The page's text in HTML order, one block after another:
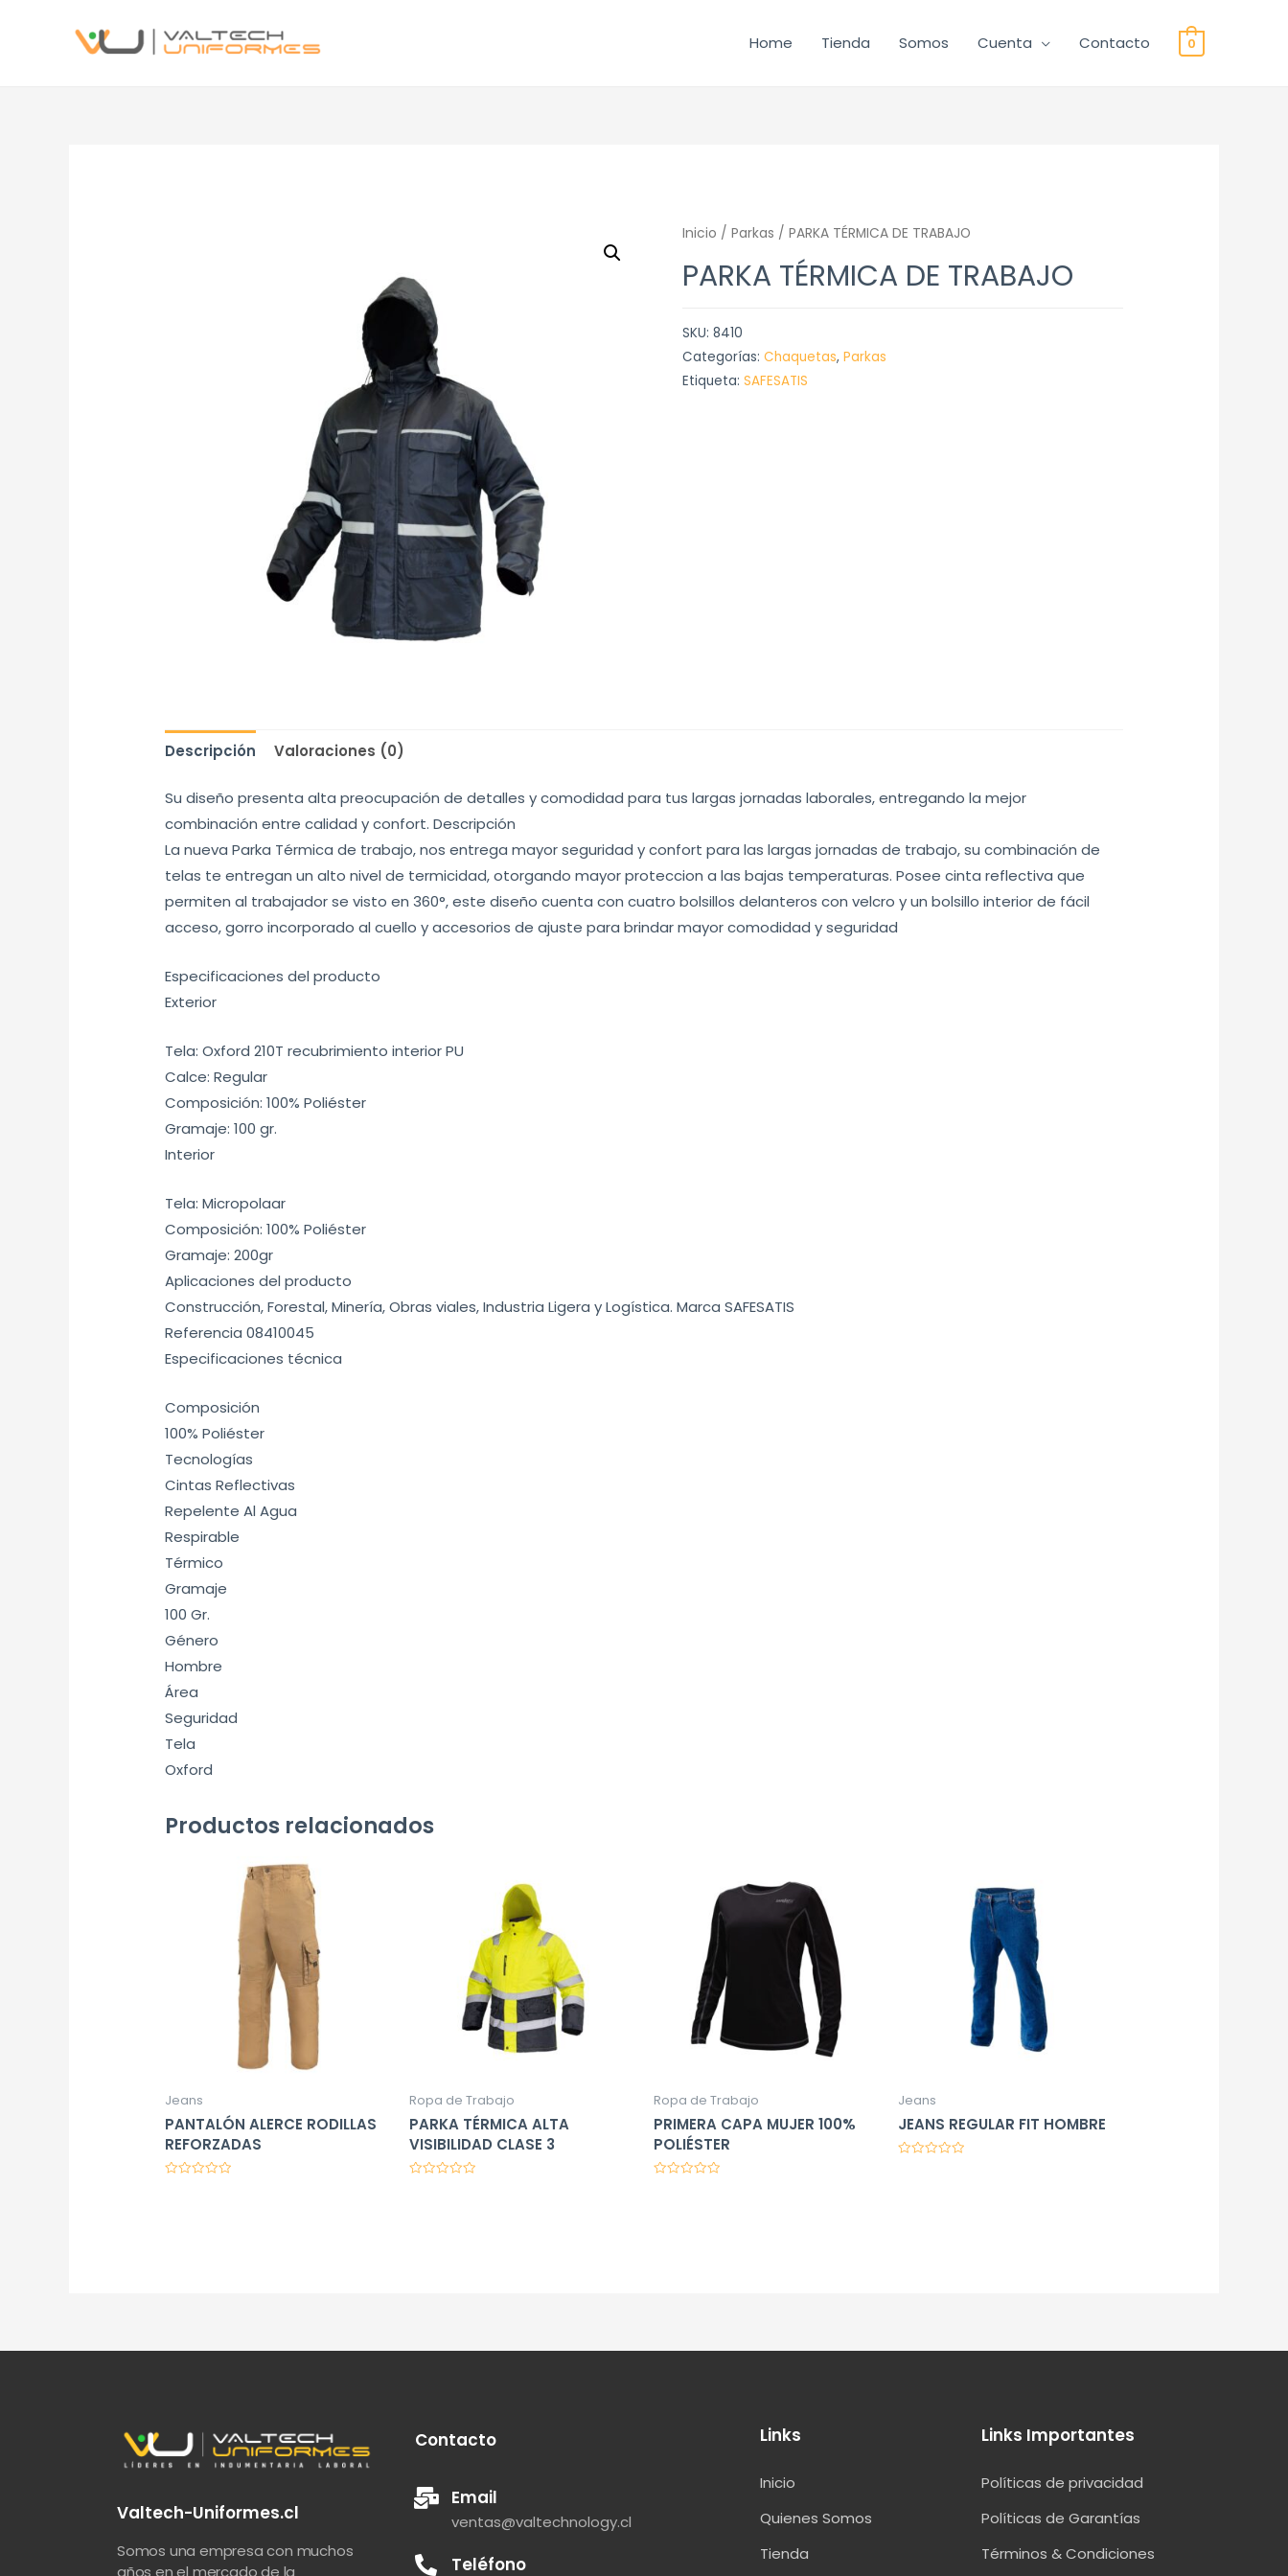
Home Tienda Somos Cuenta Contacto 0
Inicio / Parkas / PARKA TÉRMICA DE TRABAJO
PARKA TÉRMICA DE TRABAJO
SKU: 8410
Categorías: Chaquetas, Parkas
Etiqueta: SAFESATIS
Descripción Valoraciones (0)
Su diseño presenta alta preocupación de detalles y comodidad para tus largas jornadas laborales, entregando la mejor
combinación entre calidad y confort. Descripción
La nueva Parka Térmica de trabajo, nos entrega mayor seguridad y confort para las largas jornadas de trabajo, su combinación de
telas te entregan un alto nivel de termicidad, otorgando mayor proteccion a las bajas temperaturas. Posee cinta reflectiva que
permiten al trabajador se visto en 360°, este diseño cuenta con cuatro bolsillos delanteros con velcro y un bolsillo interior de fácil
acceso, gorro incorporado al cuello y accesorios de ajuste para brindar mayor comodidad y seguridad
Especificaciones del producto
Exterior
Tela: Oxford 210T recubrimiento interior PU
Calce: Regular
Composición: 100% Poliéster
Gramaje: 100 gr.
Interior
Tela: Micropolaar
Composición: 100% Poliéster
Gramaje: 200gr
Aplicaciones del producto
Construcción, Forestal, Minería, Obras viales, Industria Ligera y Logística. Marca SAFESATIS
Referencia 08410045
Especificaciones técnica
Composición
100% Poliéster
Tecnologías
Cintas Reflectivas
Repelente Al Agua
Respirable
Térmico
Gramaje
100 Gr.
Género
Hombre
Área
Seguridad
Tela
Oxford
Productos relacionados
Jeans
PANTALÓN ALERCE RODILLAS
REFORZADAS
Ropa de Trabajo
PARKA TÉRMICA ALTA
VISIBILIDAD CLASE 3
Ropa de Trabajo
PRIMERA CAPA MUJER 100%
POLIÉSTER
Jeans
JEANS REGULAR FIT HOMBRE
Valtech-Uniformes.cl
Somos una empresa con muchos
años en el mercado de la
Contacto
Email
ventas@valtechnology.cl
Teléfono
Links
Inicio
Quienes Somos
Tienda
Links Importantes
Políticas de privacidad
Políticas de Garantías
Términos & Condiciones